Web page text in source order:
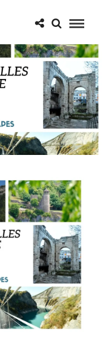
L’ISÈRE